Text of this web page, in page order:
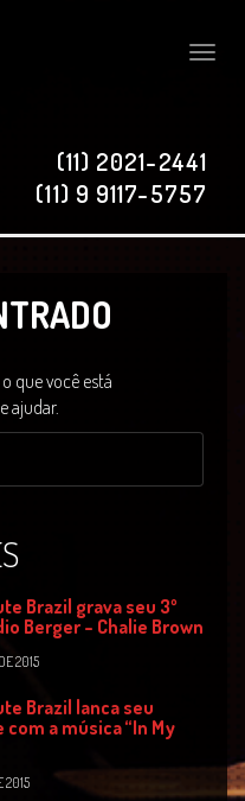
Toggle
(11) 2021-2441
(11) 9 9117-5757
que você está
ajudar.
Brazil grava seu 3º
Berger – Chalie Brown
2015
Brazil lanca seu
com a música “In My
2015